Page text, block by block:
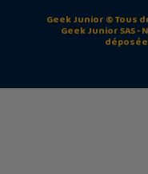
Geek Junior © Tous
Geek Junior SAS -
déposée